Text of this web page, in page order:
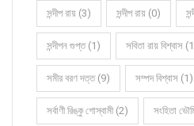
সন্দীপ রায় (3) সন্দীপ রায় (0)
সন্দীপন গুপ্ত (1) সবিতা রায় বিশ্বাস
সমীর বরণ দত্ত (9) সম্পদ বিশ্বাস (1)
সর্বাণী রিঙ্কু গোস্বামী (2) সংহিতা